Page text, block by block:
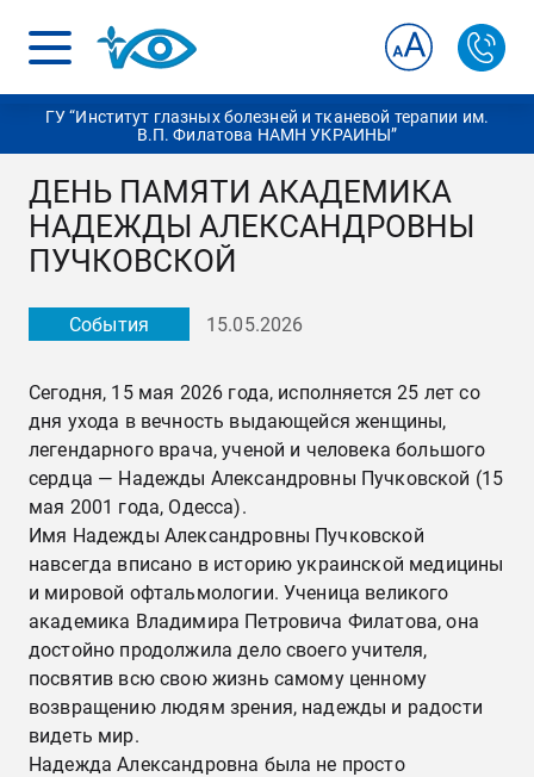
ГУ “Институт глазных болезней и тканевой терапии им.
В.П. Филатова НАМН УКРАИНЫ”
ДЕНЬ ПАМЯТИ АКАДЕМИКА
НАДЕЖДЫ АЛЕКСАНДРОВНЫ
ПУЧКОВСКОЙ
События 15.05.2026
Сегодня, 15 мая 2026 года, исполняется 25 лет со
дня ухода в вечность выдающейся женщины,
легендарного врача, ученой и человека большого
сердца — Надежды Александровны Пучковской (15
мая 2001 года, Одесса).
Имя Надежды Александровны Пучковской
навсегда вписано в историю украинской медицины
и мировой офтальмологии. Ученица великого
академика Владимира Петровича Филатова, она
достойно продолжила дело своего учителя,
посвятив всю свою жизнь самому ценному
возвращению людям зрения, надежды и радости
видеть мир.
Надежда Александровна была не просто